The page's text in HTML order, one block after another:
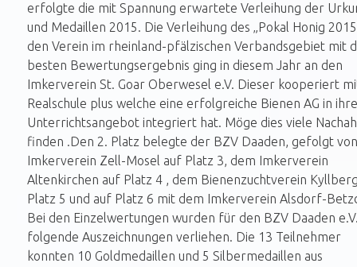
erfolgte die mit Spannung erwartete Verleihung der
und Medaillen 2015. Die Verleihung des „Pokal Honig
den Verein im rheinland-pfälzischen Verbandsgebiet mit
besten Bewertungsergebnis ging in diesem Jahr an den
Imkerverein St. Goar Oberwesel e.V. Dieser kooperiert
Realschule plus welche eine erfolgreiche Bienen AG in
Unterrichtsangebot integriert hat. Möge dies viele
finden .Den 2. Platz belegte der BZV Daaden, gefolgt
Imkerverein Zell-Mosel auf Platz 3, dem Imkerverein
Altenkirchen auf Platz 4 , dem Bienenzuchtverein
Platz 5 und auf Platz 6 mit dem Imkerverein Alsdorf-
Bei den Einzelwertungen wurden für den BZV Daaden
folgende Auszeichnungen verliehen. Die 13 Teilnehmer
konnten 10 Goldmedaillen und 5 Silbermedaillen aus